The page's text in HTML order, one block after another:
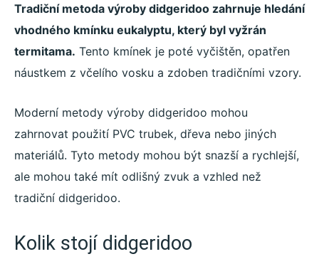
Tradiční metoda výroby didgeridoo zahrnuje hledání
vhodného kmínku eukalyptu, který byl vyžrán
termitama. Tento kmínek je poté vyčištěn, opatřen
náustkem z včelího vosku a zdoben tradičními vzory.
Moderní metody výroby didgeridoo mohou
zahrnovat použití PVC trubek, dřeva nebo jiných
materiálů. Tyto metody mohou být snazší a rychlejší,
ale mohou také mít odlišný zvuk a vzhled než
tradiční didgeridoo.
Kolik stojí didgeridoo